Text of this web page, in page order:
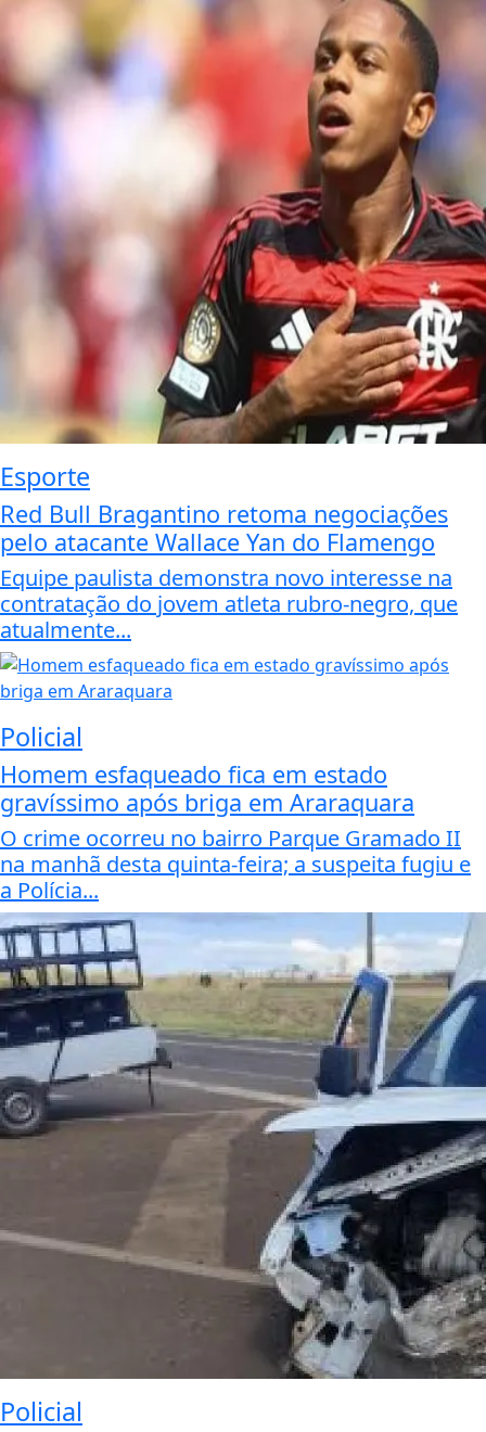
Esporte
Red Bull Bragantino retoma negociações
pelo atacante Wallace Yan do Flamengo
Equipe paulista demonstra novo interesse na
contratação do jovem atleta rubro-negro, que
atualmente...
Policial
Homem esfaqueado fica em estado
gravíssimo após briga em Araraquara
O crime ocorreu no bairro Parque Gramado II
na manhã desta quinta-feira; a suspeita fugiu e
a Polícia...
Policial